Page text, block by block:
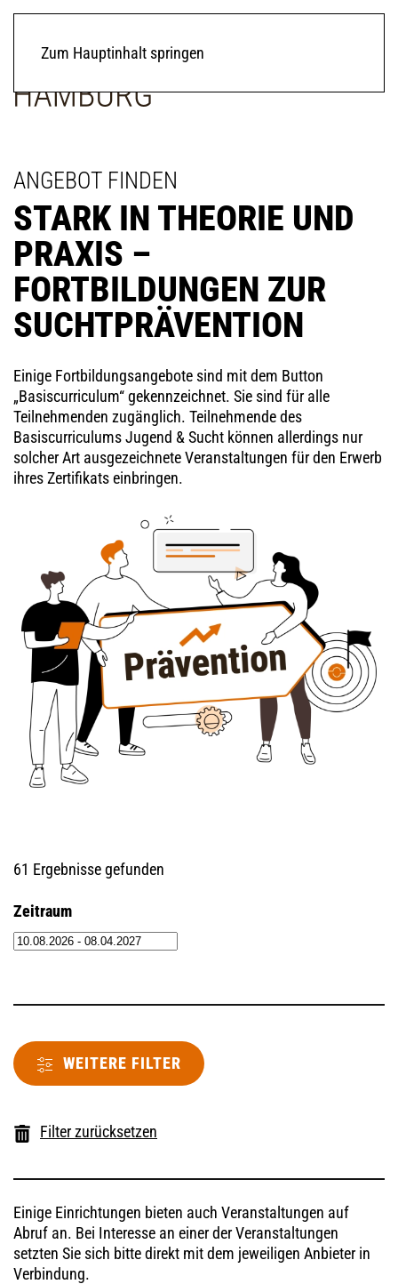
Zum Hauptinhalt springen
ANGEBOT FINDEN
STARK IN THEORIE UND
PRAXIS –
FORTBILDUNGEN ZUR
SUCHT­PRÄVENTION
Einige Fortbildungsangebote sind mit dem Button
„Basiscurriculum“ gekennzeichnet. Sie sind für alle
Teilnehmenden zugänglich. Teilnehmende des
Basiscurriculums Jugend & Sucht können allerdings nur
solcher Art ausgezeichnete Veranstaltungen für den Erwerb
ihres Zertifikats einbringen.
61 Ergebnisse gefunden
Zeitraum
WEITERE FILTER
Filter zurücksetzen
Einige Einrichtungen bieten auch Veranstaltungen auf
Abruf an. Bei Interesse an einer der Veranstaltungen
setzten Sie sich bitte direkt mit dem jeweiligen Anbieter in
Verbindung.